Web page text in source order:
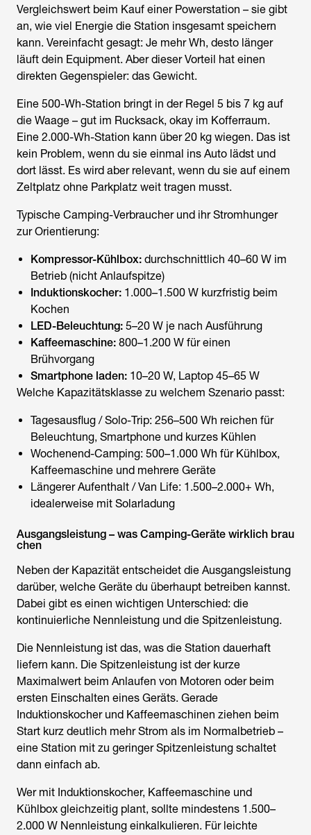
Vergleichswert beim Kauf einer Powerstation – sie gibt
an, wie viel Energie die Station insgesamt speichern
kann. Vereinfacht gesagt: Je mehr Wh, desto länger
läuft dein Equipment. Aber dieser Vorteil hat einen
direkten Gegenspieler: das Gewicht.
Eine 500-Wh-Station bringt in der Regel 5 bis 7 kg auf
die Waage – gut im Rucksack, okay im Kofferraum.
Eine 2.000-Wh-Station kann über 20 kg wiegen. Das ist
kein Problem, wenn du sie einmal ins Auto lädst und
dort lässt. Es wird aber relevant, wenn du sie auf einem
Zeltplatz ohne Parkplatz weit tragen musst.
Typische Camping-Verbraucher und ihr Stromhunger
zur Orientierung:
Kompressor-Kühlbox: durchschnittlich 40–60 W im
Betrieb (nicht Anlaufspitze)
Induktionskocher: 1.000–1.500 W kurzfristig beim
Kochen
LED-Beleuchtung: 5–20 W je nach Ausführung
Kaffeemaschine: 800–1.200 W für einen
Brühvorgang
Smartphone laden: 10–20 W, Laptop 45–65 W
Welche Kapazitätsklasse zu welchem Szenario passt:
Tagesausflug / Solo-Trip: 256–500 Wh reichen für
Beleuchtung, Smartphone und kurzes Kühlen
Wochenend-Camping: 500–1.000 Wh für Kühlbox,
Kaffeemaschine und mehrere Geräte
Längerer Aufenthalt / Van Life: 1.500–2.000+ Wh,
idealerweise mit Solarladung
Ausgangsleistung – was Camping-Geräte wirklich brau
chen
Neben der Kapazität entscheidet die Ausgangsleistung
darüber, welche Geräte du überhaupt betreiben kannst.
Dabei gibt es einen wichtigen Unterschied: die
kontinuierliche Nennleistung und die Spitzenleistung.
Die Nennleistung ist das, was die Station dauerhaft
liefern kann. Die Spitzenleistung ist der kurze
Maximalwert beim Anlaufen von Motoren oder beim
ersten Einschalten eines Geräts. Gerade
Induktionskocher und Kaffeemaschinen ziehen beim
Start kurz deutlich mehr Strom als im Normalbetrieb –
eine Station mit zu geringer Spitzenleistung schaltet
dann einfach ab.
Wer mit Induktionskocher, Kaffeemaschine und
Kühlbox gleichzeitig plant, sollte mindestens 1.500–
2.000 W Nennleistung einkalkulieren. Für leichte